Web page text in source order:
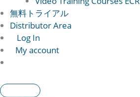
無料トライアル
Distributor Area
Log In
My account